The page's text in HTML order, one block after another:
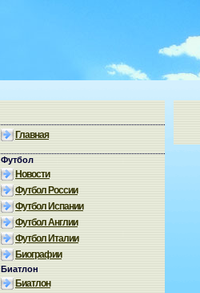
Главная
Футбол
Новости
Футбол России
Футбол Испании
Футбол Англии
Футбол Италии
Биографии
Биатлон
Биатлон